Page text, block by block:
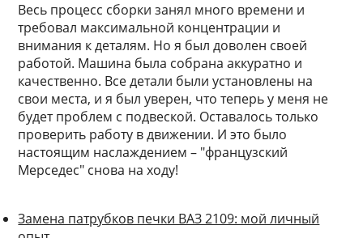
Весь процесс сборки занял много времени и
требовал максимальной концентрации и
внимания к деталям. Но я был доволен своей
работой. Машина была собрана аккуратно и
качественно. Все детали были установлены на
свои места, и я был уверен, что теперь у меня не
будет проблем с подвеской. Оставалось только
проверить работу в движении. И это было
настоящим наслаждением – "французский
Мерседес" снова на ходу!
Замена патрубков печки ВАЗ 2109: мой личный